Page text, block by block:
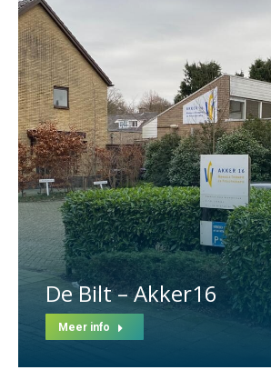
De Bilt – Akker16
Meer info